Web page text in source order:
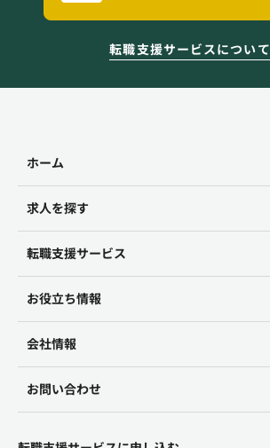
転職支援サービスについて
ホーム
求人を探す
転職支援サービス
お役立ち情報
会社情報
お問い合わせ